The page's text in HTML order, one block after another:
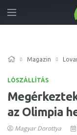
Magazin
LÓSZÁLLÍTÁS
az Olimpia
Magyar Dorottya